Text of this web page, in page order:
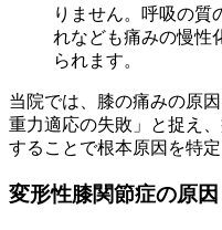
りません。呼吸の質
れなども痛みの慢性
られます。
当院では、膝の痛みの原
重力適応の失敗」と捉え
することで根本原因を特定
変形性膝関節症の原